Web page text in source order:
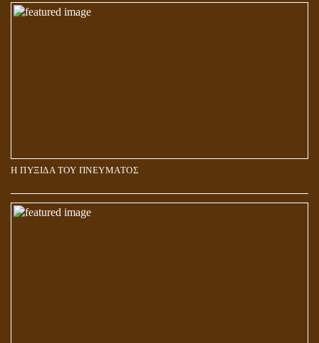
Η ΠΥΞΙΔΑ ΤΟΥ ΠΝΕΥΜΑΤΟΣ
5Η ΔΙΑΣΤΑΣΗ ΚΑΙ ΠΝΕΥΜΑΤΙΚΗ ΑΡΠΑΓΗ: ΔΥΟ ΔΙΑΦΟΡΕΤΙΚΕΣ